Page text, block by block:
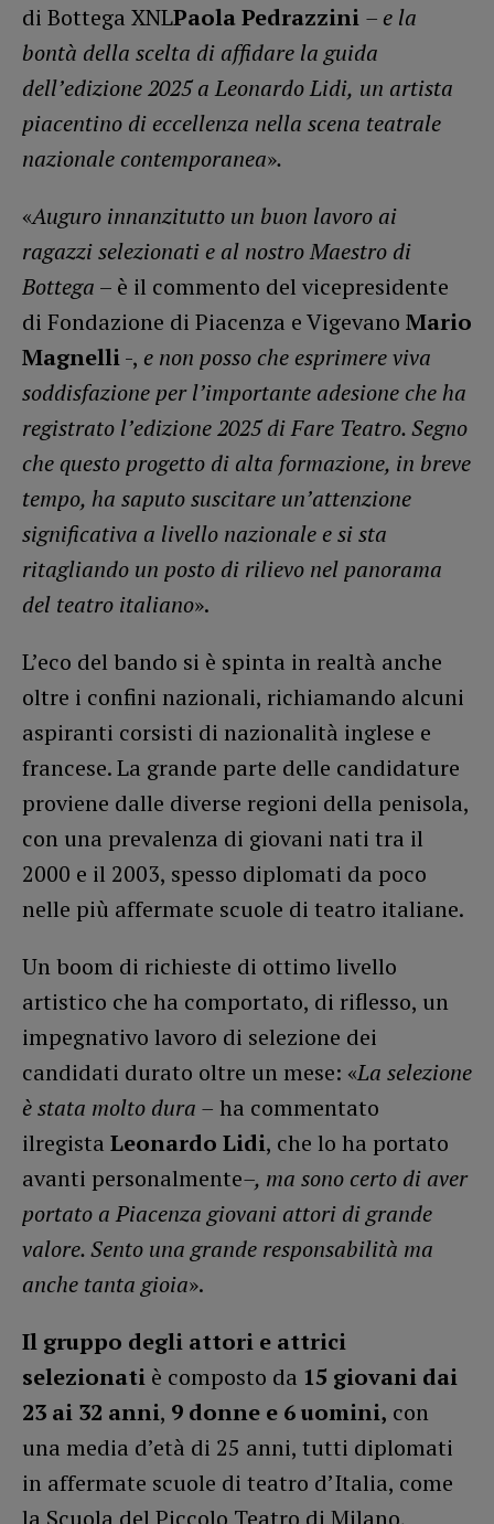
di Bottega XNLPaola Pedrazzini – e la
bontà della scelta di affidare la guida
dell’edizione 2025 a Leonardo Lidi, un artista
piacentino di eccellenza nella scena teatrale
nazionale contemporanea».
«Auguro innanzitutto un buon lavoro ai
ragazzi selezionati e al nostro Maestro di
Bottega – è il commento del vicepresidente
di Fondazione di Piacenza e Vigevano Mario
Magnelli-, e non posso che esprimere viva
soddisfazione per l’importante adesione che ha
registrato l’edizione 2025 di Fare Teatro. Segno
che questo progetto di alta formazione, in breve
tempo, ha saputo suscitare un’attenzione
significativa a livello nazionale e si sta
ritagliando un posto di rilievo nel panorama
del teatro italiano».
L’eco del bando si è spinta in realtà anche
oltre i confini nazionali, richiamando alcuni
aspiranti corsisti di nazionalità inglese e
francese. La grande parte delle candidature
proviene dalle diverse regioni della penisola,
con una prevalenza di giovani nati tra il
2000 e il 2003, spesso diplomati da poco
nelle più affermate scuole di teatro italiane.
Un boom di richieste di ottimo livello
artistico che ha comportato, di riflesso, un
impegnativo lavoro di selezione dei
candidati durato oltre un mese: «La selezione
è stata molto dura – ha commentato
ilregista Leonardo Lidi, che lo ha portato
avanti personalmente–, ma sono certo di aver
portato a Piacenza giovani attori di grande
valore. Sento una grande responsabilità ma
anche tanta gioia».
Il gruppo degli attori e attrici
selezionati è composto da 15 giovani dai
23 ai 32 anni, 9 donne e 6 uomini, con
una media d’età di 25 anni, tutti diplomati
in affermate scuole di teatro d’Italia, come
la Scuola del Piccolo Teatro di Milano,